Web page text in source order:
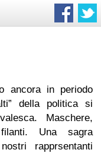
ancora in periodo
della politica si
Maschere,
Una sagra
rapprsentanti